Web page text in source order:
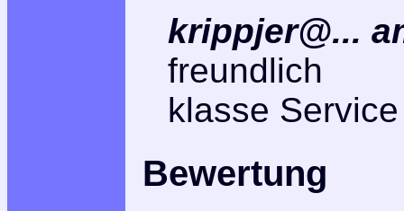
krippjer@...
freundlich
klasse Service
Bewertung